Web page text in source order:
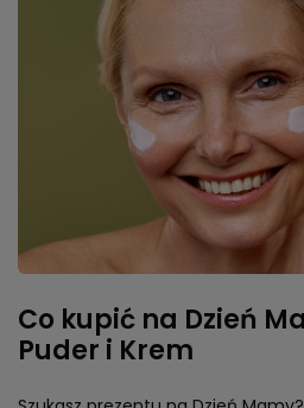
Co kupić na Dzień
Puder i Krem